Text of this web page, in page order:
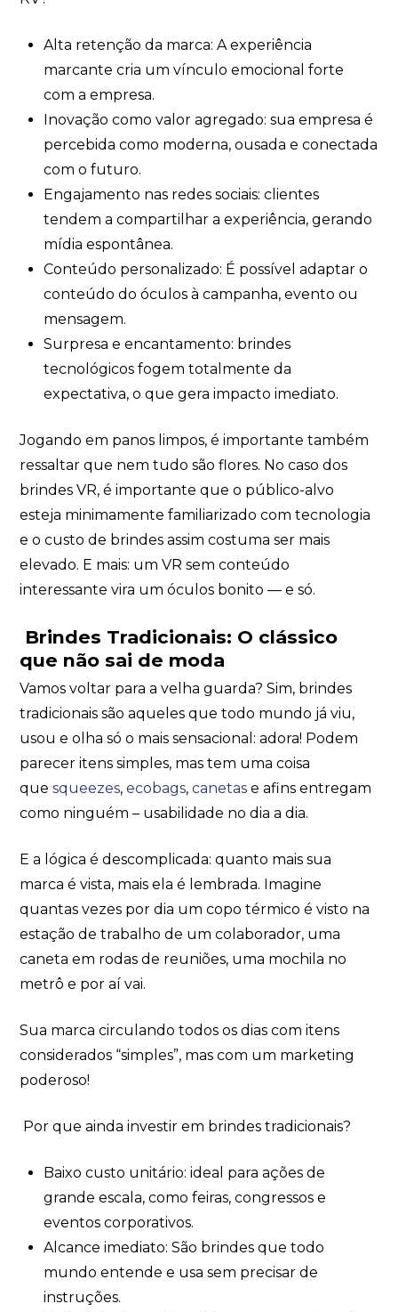
Alta retenção da marca: A experiência
marcante cria um vínculo emocional forte
com a empresa.
Inovação como valor agregado: sua empresa é
percebida como moderna, ousada e conectada
com o futuro.
Engajamento nas redes sociais: clientes
tendem a compartilhar a experiência, gerando
mídia espontânea.
Conteúdo personalizado: É possível adaptar o
conteúdo do óculos à campanha, evento ou
mensagem.
Surpresa e encantamento: brindes
tecnológicos fogem totalmente da
expectativa, o que gera impacto imediato.
Jogando em panos limpos, é importante também
ressaltar que nem tudo são flores. No caso dos
brindes VR, é importante que o público-alvo
esteja minimamente familiarizado com tecnologia
e o custo de brindes assim costuma ser mais
elevado. E mais: um VR sem conteúdo
interessante vira um óculos bonito — e só.
Brindes Tradicionais: O clássico
que não sai de moda
Vamos voltar para a velha guarda? Sim, brindes
tradicionais são aqueles que todo mundo já viu,
usou e olha só o mais sensacional: adora! Podem
parecer itens simples, mas tem uma coisa
quesqueezes, ecobags,canetas e afins entregam
como ninguém – usabilidade no dia a dia.
E a lógica é descomplicada: quanto mais sua
marca é vista, mais ela é lembrada. Imagine
quantas vezes por dia um copo térmico é visto na
estação de trabalho de um colaborador, uma
caneta em rodas de reuniões, uma mochila no
metrô e por aí vai.
Sua marca circulando todos os dias com itens
considerados “simples”, mas com um marketing
poderoso!
Por que ainda investir em brindes tradicionais?
Baixo custo unitário: ideal para ações de
grande escala, como feiras, congressos e
eventos corporativos.
Alcance imediato: São brindes que todo
mundo entende e usa sem precisar de
instruções.